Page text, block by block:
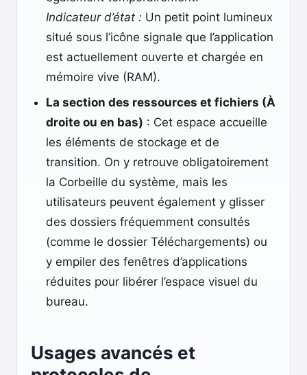
Indicateur d’état : Un petit point lumineux
situé sous l’icône signale que l’application
est actuellement ouverte et chargée en
mémoire vive (RAM).
La section des ressources et fichiers (À
droite ou en bas) : Cet espace accueille
les éléments de stockage et de
transition. On y retrouve obligatoirement
la Corbeille du système, mais les
utilisateurs peuvent également y glisser
des dossiers fréquemment consultés
(comme le dossier Téléchargements) ou
y empiler des fenêtres d’applications
réduites pour libérer l’espace visuel du
bureau.
Usages avancés et